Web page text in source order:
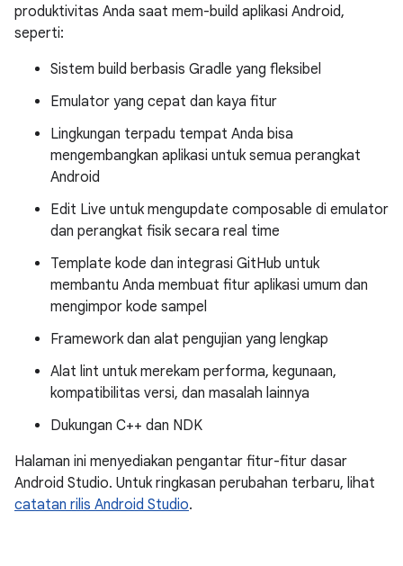
produktivitas Anda saat mem-build aplikasi Android,
seperti:
Sistem build berbasis Gradle yang fleksibel
Emulator yang cepat dan kaya fitur
Lingkungan terpadu tempat Anda bisa
mengembangkan aplikasi untuk semua perangkat
Android
Edit Live untuk mengupdate composable di emulator
dan perangkat fisik secara real time
Template kode dan integrasi GitHub untuk
membantu Anda membuat fitur aplikasi umum dan
mengimpor kode sampel
Framework dan alat pengujian yang lengkap
Alat lint untuk merekam performa, kegunaan,
kompatibilitas versi, dan masalah lainnya
Dukungan C++ dan NDK
Halaman ini menyediakan pengantar fitur-fitur dasar
Android Studio. Untuk ringkasan perubahan terbaru, lihat
catatan rilis Android Studio.